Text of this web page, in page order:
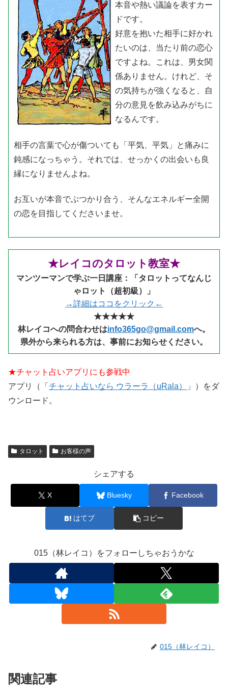
本音や熱い議論を表すカー
ドです。
好意を抱いた相手に好かれ
たいのは、当たり前の恋心
ですよね。これは、男女関
係ありません。けれど、そ
の気持ちが強くなると、自
分の意見を飲み込みがちに
なるんです。
相手の言葉で心が傷ついても「平気、平気」と痛みに
鈍感になっちゃう。それでは、せっかくの出会いも良
縁になりませんよね。
お互いが本音でぶつかり合う、そんなエネルギー全開
の恋を目指してくださいませ。
★レイコのタロット教室★
マンツーマンで学ぶ一日講座：「タロットってなんじ
ゃロット（超初級）」
→詳細はココをクリック←
★★★★★
林レイコへの問合わせはinfo365go@gmail.comへ。
県外から来られる方は、事前にお知らせください。
★チャット占いアプリにも参戦中
アプリ（「 チャット占いなら ウラーラ（uRala）
」）をダ
ウンロード。
タロット お客様の声
シェアする
X Bluesky Facebook
はてブ コピー
015（林レイコ）をフォローしちゃおうかな
015（林レイコ）
関連記事